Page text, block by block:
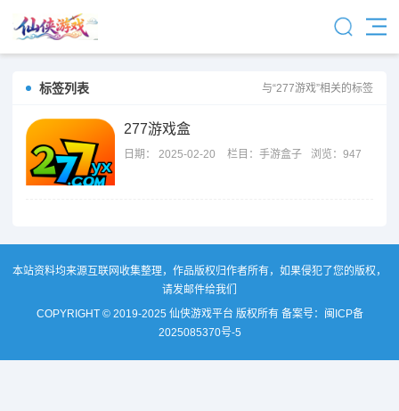
标签列表 与“277游戏”相关的标签
277游戏盒
日期： 2025-02-20 栏目： 手游盒子 浏览：947
本站资料均来源互联网收集整理，作品版权归作者所有，如果侵犯了您的版权，
请发邮件给我们
COPYRIGHT © 2019-2025 仙侠游戏平台 版权所有 备案号：
闽ICP备
2025085370号-5